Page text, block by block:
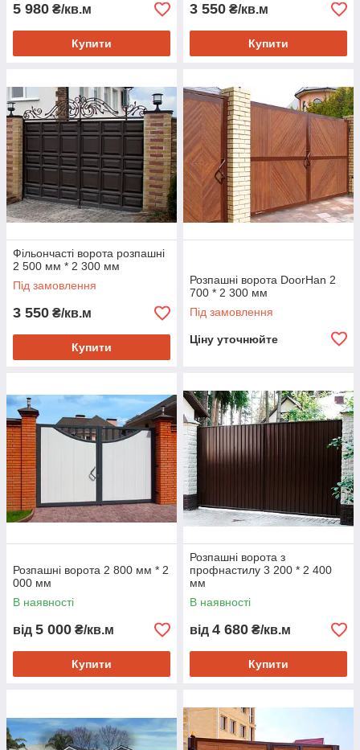
5 980 ₴/кв.м
Купити
3 550 ₴/кв.м
Купити
Фільончасті ворота розпашні
2 500 мм * 2 300 мм
Під замовлення
3 550 ₴/кв.м
Купити
Розпашні ворота DoorHan 2
700 * 2 300 мм
Під замовлення
Ціну уточнюйте
Розпашні ворота 2 800 мм * 2
000 мм
В наявності
від 5 000 ₴/кв.м
Купити
Розпашні ворота з
профнастилу 3 200 * 2 400
мм
В наявності
від 4 680 ₴/кв.м
Купити